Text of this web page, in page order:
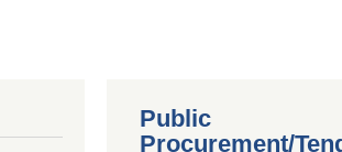
Public
Procurement/